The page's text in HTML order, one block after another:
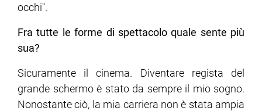
occhi".
Fra tutte le forme di spettacolo quale sente più
sua?
Sicuramente il cinema. Diventare regista del
grande schermo è stato da sempre il mio sogno.
Nonostante ciò, la mia carriera non è stata ampia